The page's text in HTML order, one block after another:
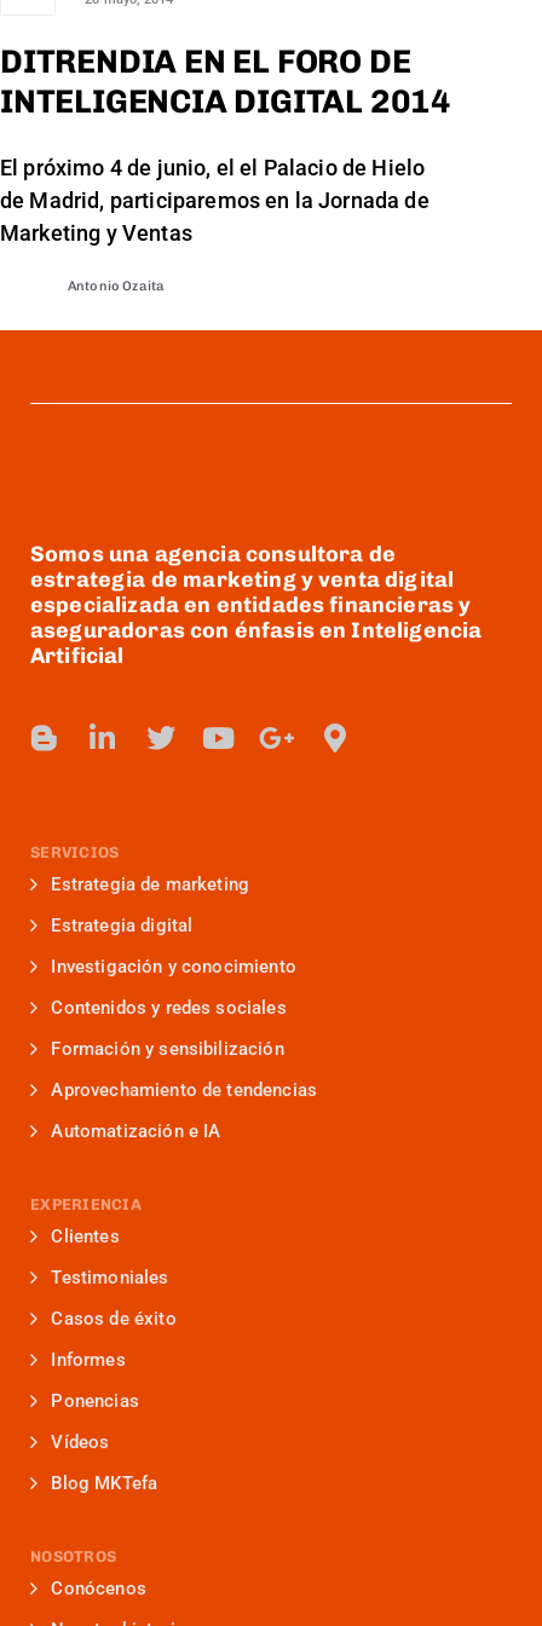
DITRENDIA EN EL FORO DE
INTELIGENCIA DIGITAL 2014
El próximo 4 de junio, el el Palacio de Hielo
de Madrid, participaremos en la Jornada de
Marketing y Ventas
Antonio Ozaita
Somos una agencia consultora de
estrategia de marketing y venta digital
especializada en entidades financieras y
aseguradoras con énfasis en Inteligencia
Artificial
SERVICIOS
Estrategia de marketing
Estrategia digital
Investigación y conocimiento
Contenidos y redes sociales
Formación y sensibilización
Aprovechamiento de tendencias
Automatización e IA
EXPERIENCIA
Clientes
Testimoniales
Casos de éxito
Informes
Ponencias
Vídeos
Blog MKTefa
NOSOTROS
Conócenos